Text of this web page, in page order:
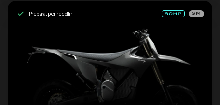
Preparat per recollir SM